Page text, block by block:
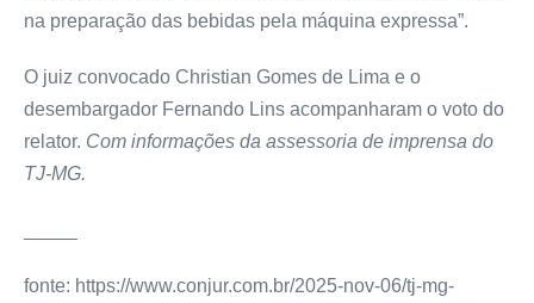
na preparação das bebidas pela máquina expressa”.
O juiz convocado Christian Gomes de Lima e o
desembargador Fernando Lins acompanharam o voto do
relator. Com informações da assessoria de imprensa do
TJ-MG.
fonte: https://www.conjur.com.br/2025-nov-06/tj-mg-